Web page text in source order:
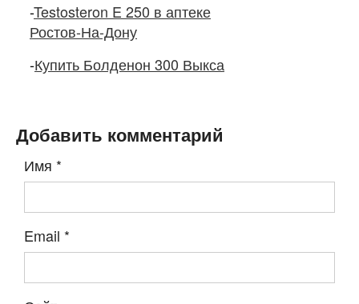
-Testosteron E 250 в аптеке
Ростов-На-Дону
-Купить Болденон 300 Выкса
Добавить комментарий
Имя *
Email *